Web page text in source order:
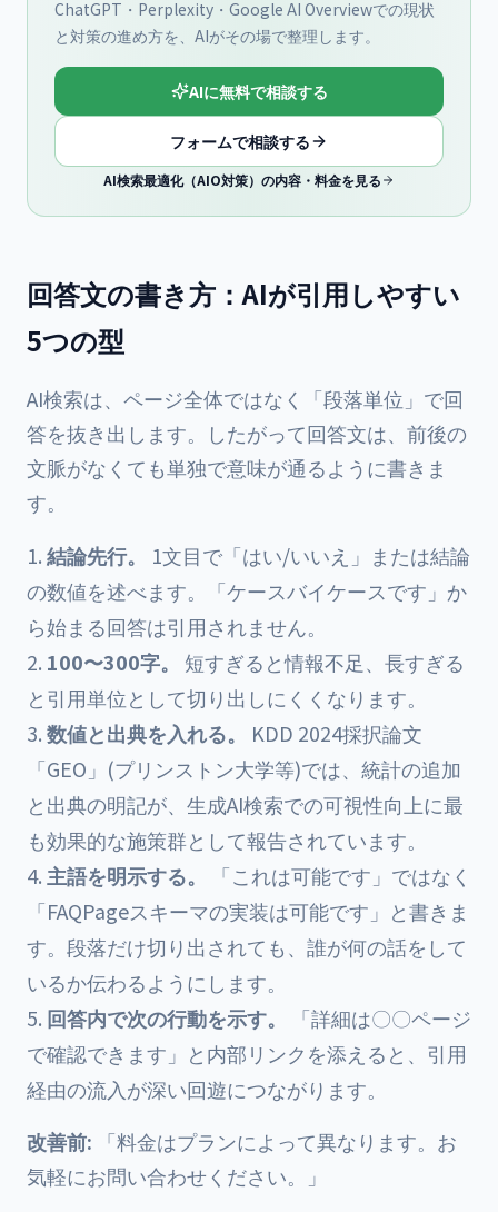
ChatGPT・Perplexity・Google AI Overviewでの現状
と対策の進め方を、AIがその場で整理します。
AIに無料で相談する
フォームで相談する
AI検索最適化（AIO対策）の内容・料金を見る
回答文の書き方：AIが引用しやすい
5つの型
AI検索は、ページ全体ではなく「段落単位」で回
答を抜き出します。したがって回答文は、前後の
文脈がなくても単独で意味が通るように書きま
す。
結論先行。
1文目で「はい/いいえ」または結論
の数値を述べます。「ケースバイケースです」か
ら始まる回答は引用されません。
100〜300字。
短すぎると情報不足、長すぎる
と引用単位として切り出しにくくなります。
数値と出典を入れる。
KDD 2024採択論文
「GEO」(プリンストン大学等)では、統計の追加
と出典の明記が、生成AI検索での可視性向上に最
も効果的な施策群として報告されています。
主語を明示する。
「これは可能です」ではなく
「FAQPageスキーマの実装は可能です」と書きま
す。段落だけ切り出されても、誰が何の話をして
いるか伝わるようにします。
回答内で次の行動を示す。
「詳細は〇〇ページ
で確認できます」と内部リンクを添えると、引用
経由の流入が深い回遊につながります。
改善前: 「料金はプランによって異なります。お
気軽にお問い合わせください。」